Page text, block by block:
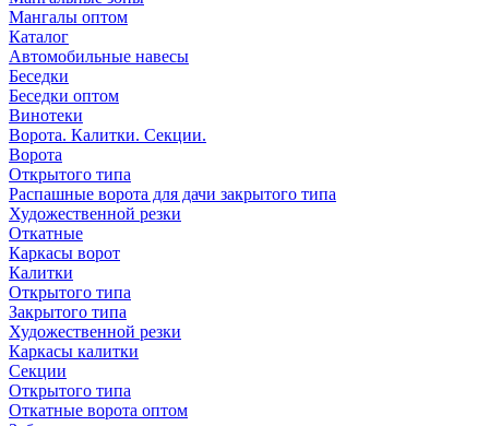
Мангалы оптом
Каталог
Автомобильные навесы
Беседки
Беседки оптом
Винотеки
Ворота. Калитки. Секции.
Ворота
Открытого типа
Распашные ворота для дачи закрытого типа
Художественной резки
Откатные
Каркасы ворот
Калитки
Открытого типа
Закрытого типа
Художественной резки
Каркасы калитки
Секции
Открытого типа
Откатные ворота оптом